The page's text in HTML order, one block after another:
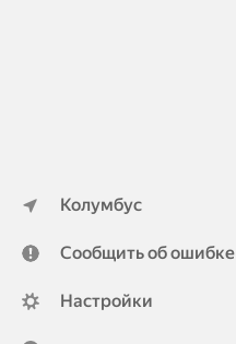
Колумбус
Сообщить об ошибке
Настройки